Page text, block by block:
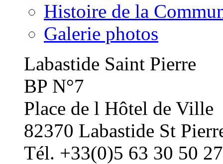
Histoire de la
Galerie photos
Labastide Saint Pierre
BP N°7
Place de l Hôtel de Ville
82370 Labastide St
Tél. +33(0)5 63 30 50 27